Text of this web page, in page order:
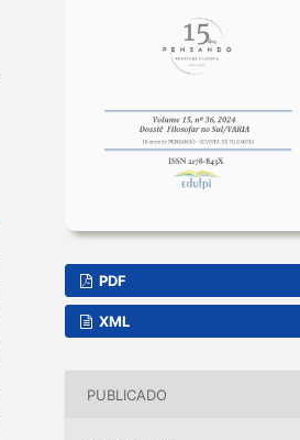
PDF
XML
PUBLICADO